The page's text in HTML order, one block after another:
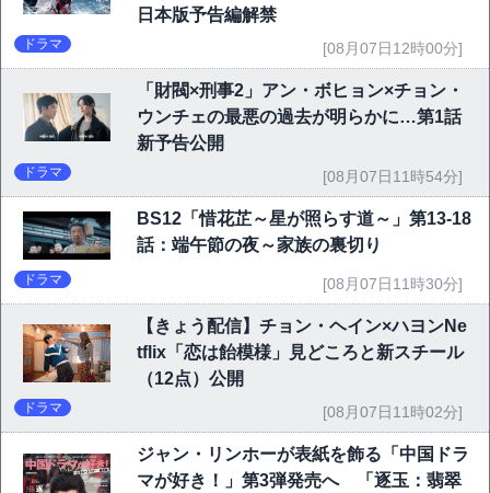
日本版予告編解禁
ドラマ [08月07日12時00分]
「財閥×刑事2」アン・ボヒョン×チョン・
ウンチェの最悪の過去が明らかに…第1話
新予告公開
ドラマ [08月07日11時54分]
BS12「惜花芷～星が照らす道～」第13-18
話：端午節の夜～家族の裏切り
ドラマ [08月07日11時30分]
【きょう配信】チョン・ヘイン×ハヨンNe
tflix「恋は飴模様」見どころと新スチール
（12点）公開
ドラマ [08月07日11時02分]
ジャン・リンホーが表紙を飾る「中国ドラ
マが好き！」第3弾発売へ 「逐玉：翡翠